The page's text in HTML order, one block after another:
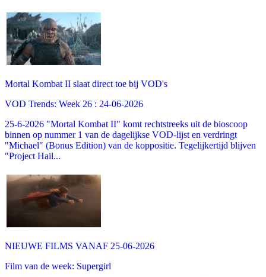
Mortal Kombat II slaat direct toe bij VOD's
VOD Trends: Week 26 : 24-06-2026
25-6-2026 "Mortal Kombat II" komt rechtstreeks uit de bioscoop
binnen op nummer 1 van de dagelijkse VOD-lijst en verdringt
"Michael" (Bonus Edition) van de koppositie. Tegelijkertijd blijven
"Project Hail...
NIEUWE FILMS VANAF 25-06-2026
Film van de week: Supergirl